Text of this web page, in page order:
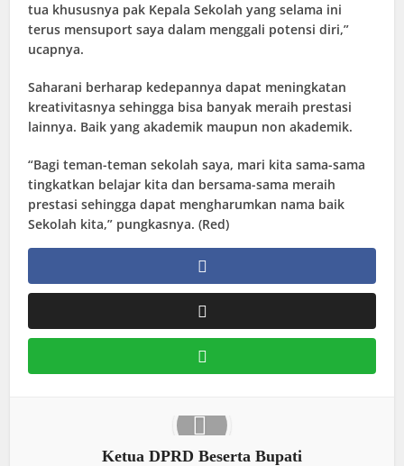
tua khususnya pak Kepala Sekolah yang selama ini
terus mensuport saya dalam menggali potensi diri,”
ucapnya.
Saharani berharap kedepannya dapat meningkatan
kreativitasnya sehingga bisa banyak meraih prestasi
lainnya. Baik yang akademik maupun non akademik.
“Bagi teman-teman sekolah saya, mari kita sama-sama
tingkatkan belajar kita dan bersama-sama meraih
prestasi sehingga dapat mengharumkan nama baik
Sekolah kita,” pungkasnya. (Red)
Ketua DPRD Beserta Bupati